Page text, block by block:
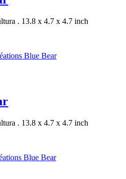
. 13.8 x 4.7 x 4.7 inch
. 13.8 x 4.7 x 4.7 inch